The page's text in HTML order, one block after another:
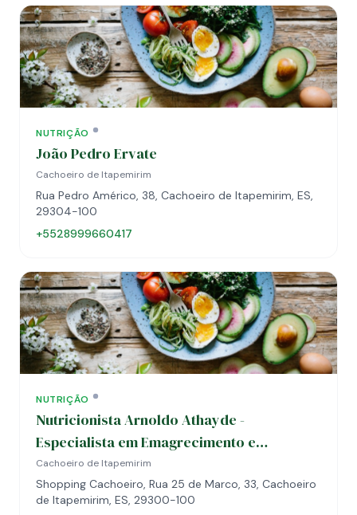
NUTRIÇÃO
João Pedro Ervate
Cachoeiro de Itapemirim
Rua Pedro Américo, 38, Cachoeiro de Itapemirim, ES,
29304-100
+5528999660417
NUTRIÇÃO
Nutricionista Arnoldo Athayde -
Especialista em Emagrecimento e
Hipertrofia
Cachoeiro de Itapemirim
Shopping Cachoeiro, Rua 25 de Marco, 33, Cachoeiro
de Itapemirim, ES, 29300-100